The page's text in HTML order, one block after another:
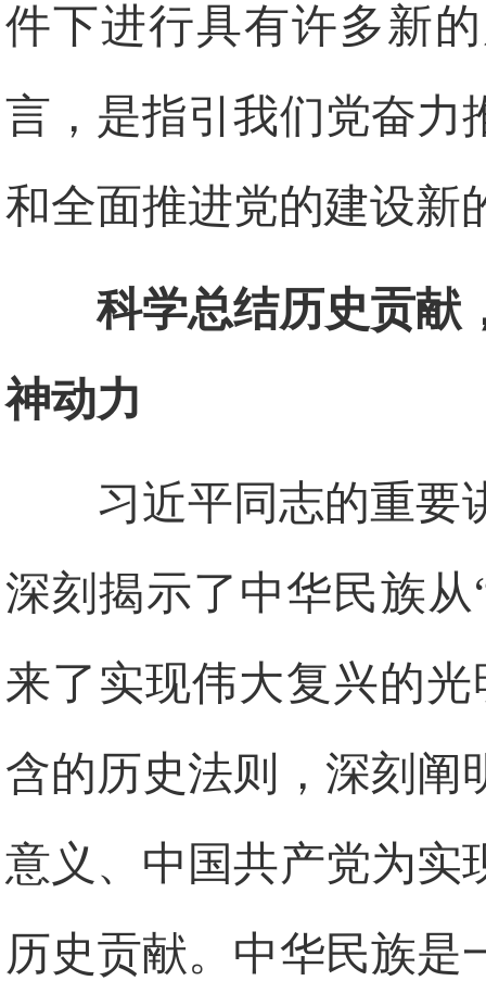
件下进行具有许多新
言，是指引我们党奋力
和全面推进党的建设新
科学总结历史贡献
神动力
习近平同志的重要
深刻揭示了中华民族
来了实现伟大复兴的
含的历史法则，深刻阐
意义、中国共产党为实
历史贡献。中华民族是